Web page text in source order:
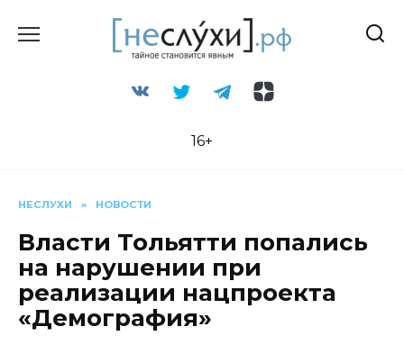
16+
НЕСЛУХИ » НОВОСТИ
Власти Тольятти попались
на нарушении при
реализации нацпроекта
«Демография»